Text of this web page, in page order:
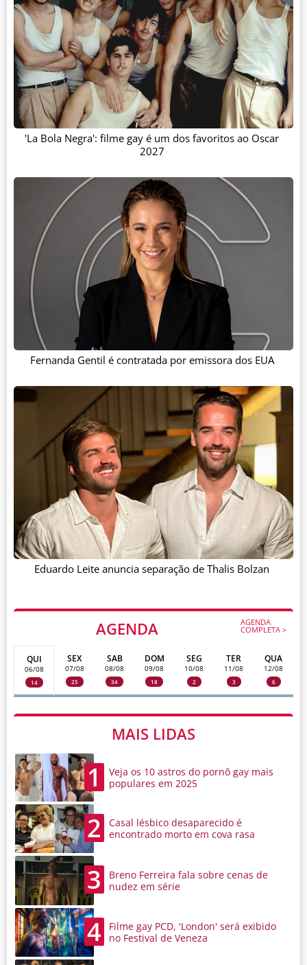
AGENDA AGENDA
COMPLETA >
QUI
06/08
14
SEX
07/08
25
SAB
08/08
34
DOM
09/08
18
SEG
10/08
2
TER
11/08
3
QUA
12/08
6
MAIS LIDAS
1
Veja os 10 astros do pornô gay mais
populares em 2025
2
Casal lésbico desaparecido é
encontrado morto em cova rasa
3
Breno Ferreira fala sobre cenas de
nudez em série
4
Filme gay PCD, 'London' será exibido
no Festival de Veneza
'La Bola Negra': filme gay é um dos favoritos ao Oscar
2027
Fernanda Gentil é contratada por emissora dos EUA
Eduardo Leite anuncia separação de Thalis Bolzan